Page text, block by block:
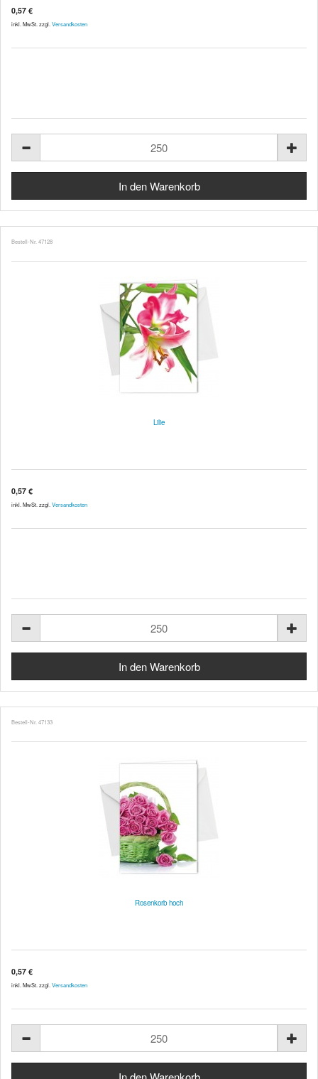
0,57 €
inkl. MwSt. zzgl. Versandkosten
Bestell-Nr. 47128
Lilie
0,57 €
inkl. MwSt. zzgl. Versandkosten
Bestell-Nr. 47133
Rosenkorb hoch
0,57 €
inkl. MwSt. zzgl. Versandkosten